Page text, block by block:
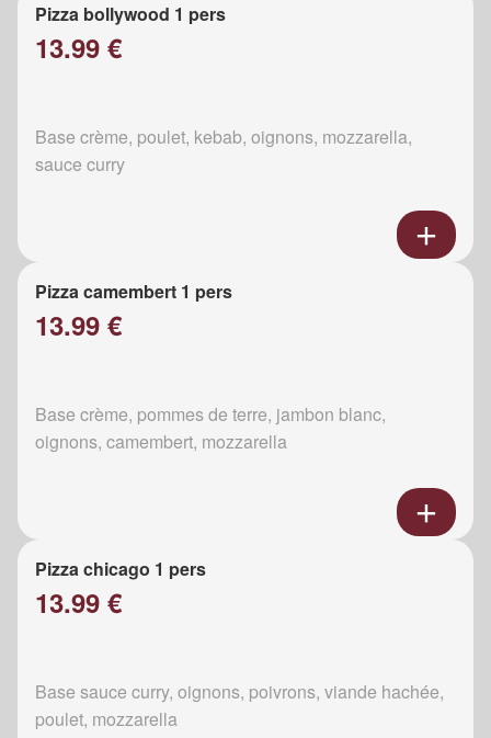
Pizza bollywood 1 pers
13.99 €
Base crème, poulet, kebab, oignons, mozzarella,
sauce curry
Pizza camembert 1 pers
13.99 €
Base crème, pommes de terre, jambon blanc,
oignons, camembert, mozzarella
Pizza chicago 1 pers
13.99 €
Base sauce curry, oignons, poivrons, viande hachée,
poulet, mozzarella